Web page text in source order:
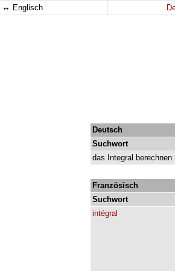
↔ Englisch
Deutsch
Suchwort
das Integral berechnen
Französisch
Suchwort
intégral